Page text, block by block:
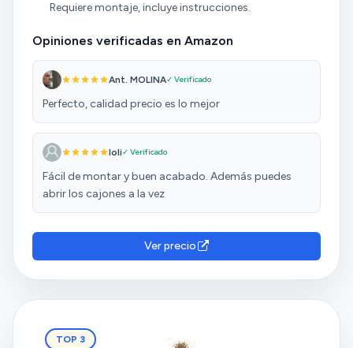
Requiere montaje, incluye instrucciones.
Opiniones verificadas en Amazon
Ant. MOLINA✓ Verificado
Perfecto, calidad precio es lo mejor
loli✓ Verificado
Fácil de montar y buen acabado. Además puedes
abrir los cajones a la vez
Ver precio
TOP 3